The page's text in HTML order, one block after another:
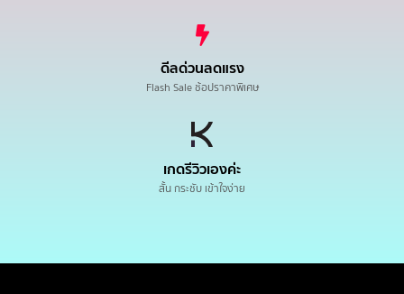
ดีลด่วนลดแรง
Flash Sale ช้อปราคาพิเศษ
เกดรีวิวเองค่ะ
สั้น กระชับ เข้าใจง่าย